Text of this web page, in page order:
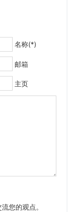
名称(*)
邮箱
主页
您的观点。